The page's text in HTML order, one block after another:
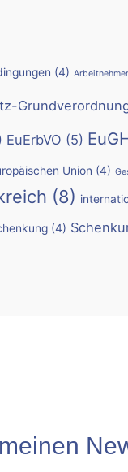
(4) Arbeitnehmer
EuErbVO (5)
Union (4)
(8)
(4)